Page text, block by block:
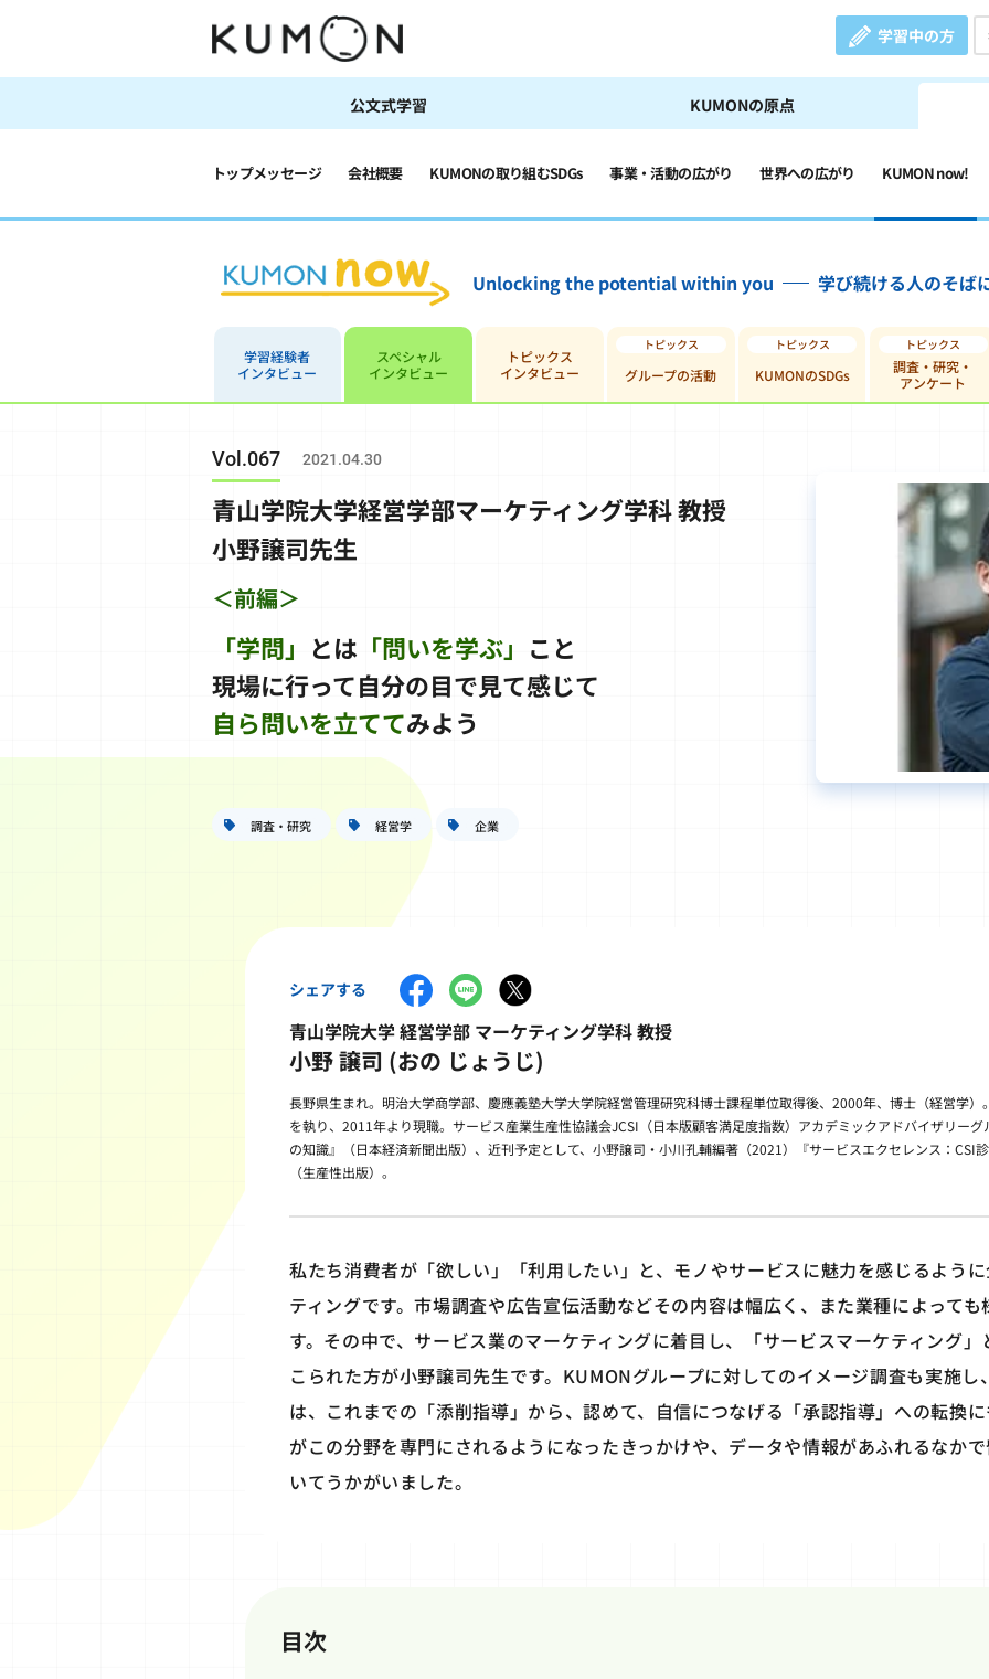
学習中の方
公文式学習 KUMONの原点
トップメッセージ 会社概要 KUMONの取り組むSDGs 事業・活動の広がり 世界への広がり KUMON now!
Unlocking the potential within you 学び続ける人のそば
学習経験者
インタビュー
スペシャル
インタビュー
トピックス
インタビュー
グループの活動 KUMONのSDGs
調査・研究・
アンケート
Vol.067 2021.04.30
青山学院大学経営学部マーケティング学科 教授
小野譲司先生
＜前編＞
「学問」 とは 「問いを学ぶ」 こと
現場に行って自分の目で見て感じて
自ら問いを立ててみよう
調査・研究 経営学 企業
シェアする
青山学院大学 経営学部 マーケティング学科 教授
小野 譲司 (おの じょうじ)
長野県生まれ。明治大学商学部、慶應義塾大学大学院経営管理研究科博士課程単位取得後、2000年、博士（経営学
を執り、2011年より現職。サービス産業生産性協議会JCSI（日本版顧客満足度指数）アカデミックアドバイザリー
の知識』（日本経済新聞出版）、近刊予定として、小野譲司・小川孔輔編著（2021）『サービスエクセレンス：CSI
（生産性出版）。
私たち消費者が「欲しい」「利用したい」と、モノやサービスに魅力を感じるよう
ティングです。市場調査や広告宣伝活動などその内容は幅広く、また業種によって
す。その中で、サービス業のマーケティングに着目し、「サービスマーケティング
こられた方が小野譲司先生です。KUMONグループに対してのイメージ調査も実施
は、これまでの「添削指導」から、認めて、自信につなげる「承認指導」への転換
がこの分野を専門にされるようになったきっかけや、データや情報があふれるなか
いてうかがいました。
目次